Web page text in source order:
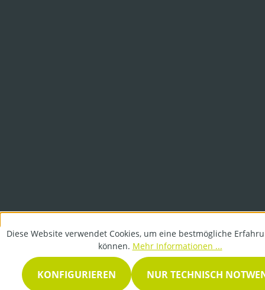
Diese Website verwendet Cookies, um eine bestmögliche
können. Mehr Informationen ...
NUR TECHNISCH
KONFIGURIEREN